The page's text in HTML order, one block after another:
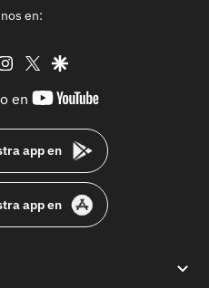
en:
instagram
twittergoogle
en
youtube-
app en
app en